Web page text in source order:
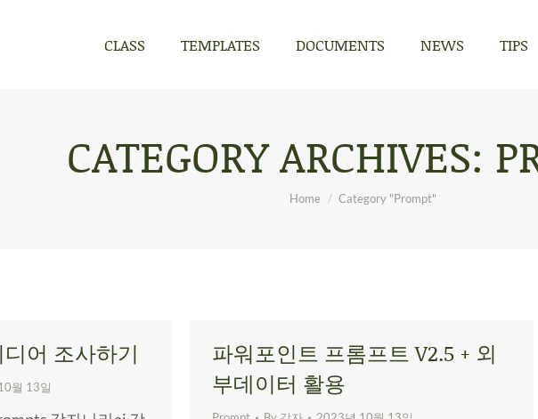
CLASS TEMPLATES DOCUMENTS NEWS TIPS
CATEGORY ARCHIVES:
You are here:
Home Category "Prompt"
어 조사하기
월 13일
파워포인트 프롬프트 V2.5 + 외
부데이터 활용